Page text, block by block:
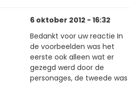
6 oktober 2012 - 16:32
Bedankt voor uw reactie In
de voorbeelden was het
eerste ook alleen wat er
gezegd werd door de
personages, de tweede was